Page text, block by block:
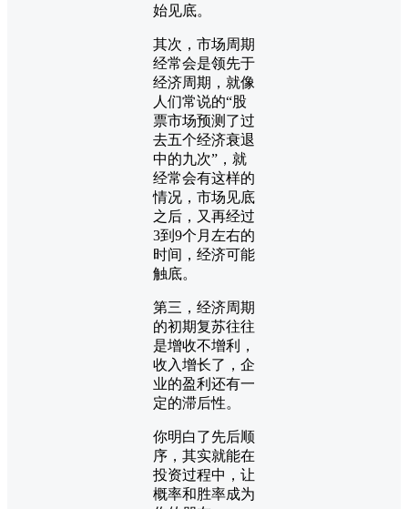
始见底。
其次，市场周期
经常会是领先于
经济周期，就像
人们常说的“股
票市场预测了过
去五个经济衰退
中的九次”，就
经常会有这样的
情况，市场见底
之后，又再经过
3到9个月左右的
时间，经济可能
触底。
第三，经济周期
的初期复苏往往
是增收不增利，
收入增长了，企
业的盈利还有一
定的滞后性。
你明白了先后顺
序，其实就能在
投资过程中，让
概率和胜率成为